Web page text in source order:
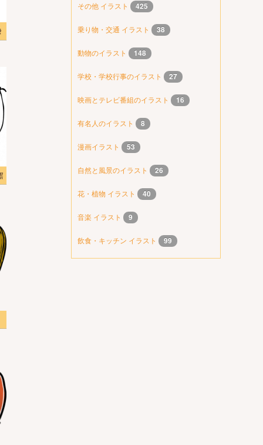
その他 イラスト 425
乗り物・交通 イラスト 38
動物のイラスト 148
学校・学校行事のイラスト 27
映画とテレビ番組のイラスト 16
有名人のイラスト 8
漫画イラスト 53
自然と風景のイラスト 26
花・植物 イラスト 40
音楽 イラスト 9
飲食・キッチン イラスト 99